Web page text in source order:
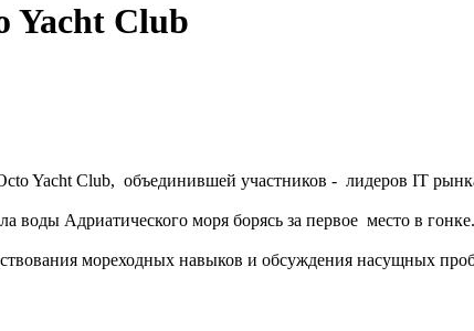
Yacht Club
Yacht Club, объединившей участников - лидеров IT
воды Адриатического моря борясь за первое место в гонке.
мореходных навыков и обсуждения насущных